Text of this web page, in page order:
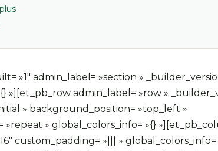
»1″ admin_label= »section »
»][et_pb_row admin_label= »row »
» background_position= »top_left »
» global_colors_info= »{}
custom_padding= »||| » global_colors_info=